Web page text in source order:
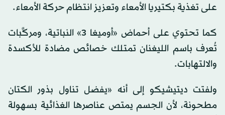
على تغذية بكتيريا الأمعاء وتعزيز انتظام حركة الأمعاء.
كما تحتوي على أحماض «أوميغا 3» النباتية، ومركَّبات
تُعرف باسم الليغنان تمتلك خصائص مضادة للأكسدة
والالتهابات.
ولفتت ديتيشيكو إلى أنه «يفضل تناول بذور الكتان
مطحونة، لأن الجسم يمتص عناصرها الغذائية بسهولة